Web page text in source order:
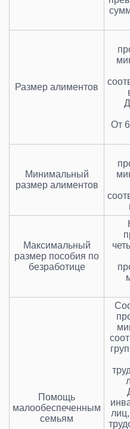
Размер алиментов
От
Минимальный
размер алиментов
Максимальный
размер пособия по
безработице
Помощь
малообеспеченным
семьям